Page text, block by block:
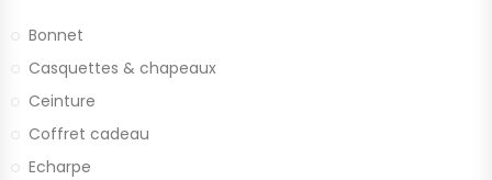
Bonnet
Casquettes & chapeaux
Ceinture
Coffret cadeau
Echarpe